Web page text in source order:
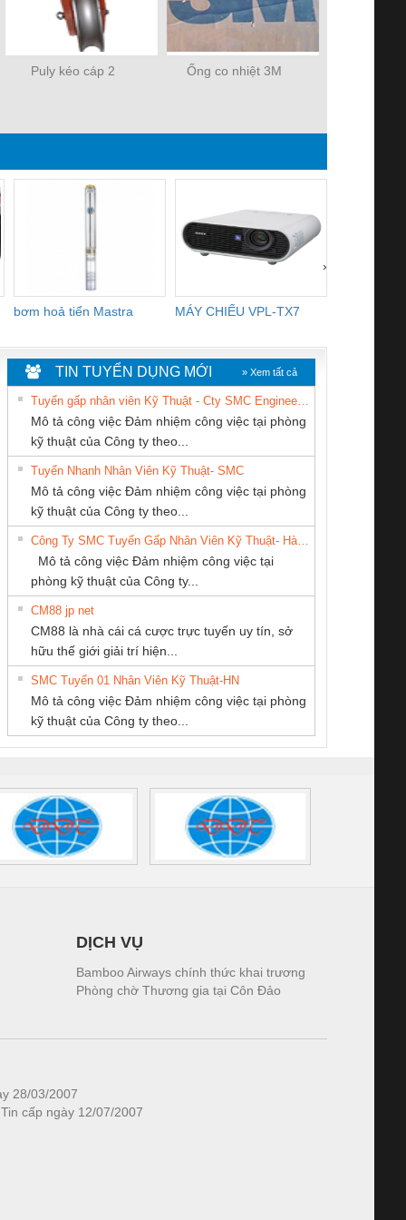
Puly kéo cáp 2 Ống co nhiệt 3M
bơm hoả tiển Mastra MÁY CHIẾU VPL-TX7
›
An Toàn
Contact
– PSR-
SCP-
FSP/2X1/1X2
sát chuỗi
tấm pin
16I+
(2502520000)
Bộ giám sát chuỗi
tấm pin
TRANSCLINIC 16I+
1K5 L (2433950000)
Bộ giám sát dòng
TRANSCLINIC 16I+
(2008130000)
Bộ chỉnh lưu nguồn
điện TRANSCLINIC
BKE 1K5.4
(7791400879)2. Giá
Nẹp nhôm chống
trơn Đà Nẵng
TNHH TM QC
Miền
CÔNG TY TNHH
KỸ THUẬT KTECH
VIỆT NAM
CONG TY TNHH
THANH
Dong Cang
LTD
ĐỘNG TIẾN
HƯNG
Thiết Bị Điện Nam
TIN TUYỂN DỤNG MỚI » Xem tất cả
Mô tả công việc Đảm nhiệm công việc tại phòng
kỹ thuật của Công ty theo...
Tuyển Nhanh Nhân Viên Kỹ Thuật- SMC
Mô tả công việc Đảm nhiệm công việc tại phòng
kỹ thuật của Công ty theo...
Mô tả công việc Đảm nhiệm công việc tại
phòng kỹ thuật của Công ty...
CM88 jp net
CM88 là nhà cái cá cược trực tuyến uy tín, sở
hữu thế giới giải trí hiện...
SMC Tuyển 01 Nhân Viên Kỹ Thuật-HN
Mô tả công việc Đảm nhiệm công việc tại phòng
kỹ thuật của Công ty theo...
DỊCH VỤ
Bamboo Airways chính thức khai trương
Phòng chờ Thương gia tại Côn Đảo
28/03/2007
cấp ngày 12/07/2007